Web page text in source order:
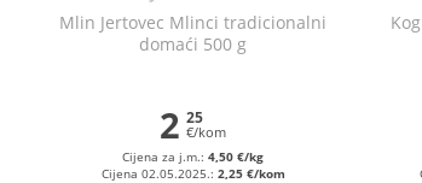
Mlin Jertovec Mlinci tradicionalni
domaći 500 g
2 25
€/kom
Cijena za j.m.:4,50 €/kg
Cijena 02.05.2025.: 2,25 €/kom